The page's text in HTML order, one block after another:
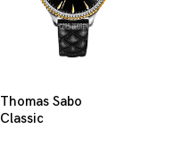
Thomas Sabo
Classic